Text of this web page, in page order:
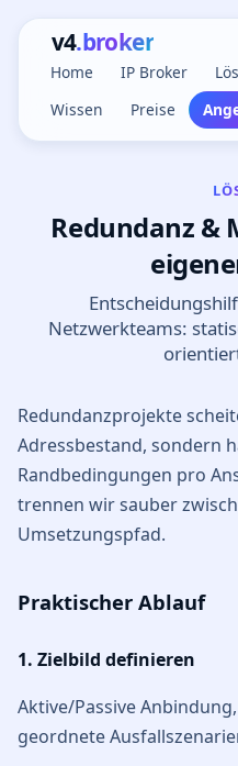
v4.broker
Home IP Broker
Wissen
Preise
Redundanz
Netzwerkteams:
Redundanzprojekte
Adressbestand, sondern
Randbedingungen pro
trennen wir sauber
Umsetzungspfad.
Praktischer Ablauf
1. Zielbild definieren
Aktive/Passive
geordnete